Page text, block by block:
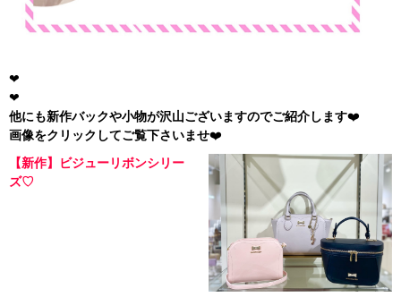
❤︎
❤︎
他にも新作バックや小物が沢山ございますのでご紹介します❤️
画像をクリックしてご覧下さいませ❤️
【新作】ビジューリボンシリー
ズ♡